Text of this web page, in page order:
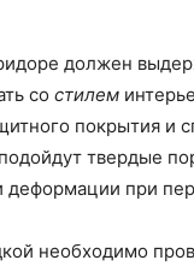
должен
со стилем
покрытия и
твердые
деформации при
необходимо